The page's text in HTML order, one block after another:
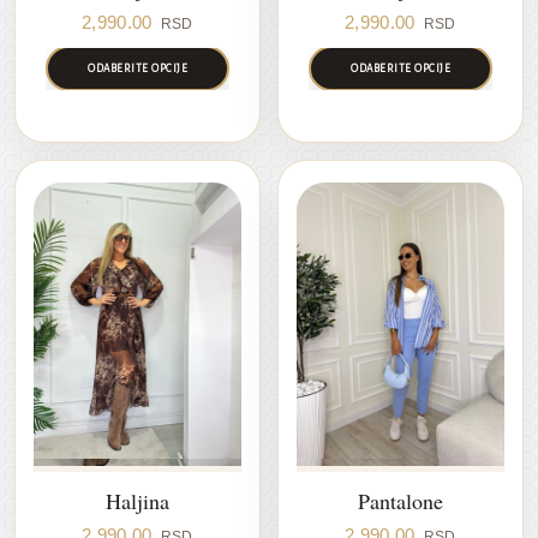
2,990.00 RSD
ODABERITE OPCIJE
2,990.00 RSD
ODABERITE OPCIJE
Haljina Pantalone